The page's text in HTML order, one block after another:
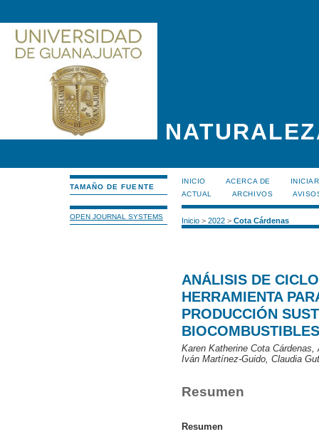
TAMAÑO DE FUENTE
OPEN JOURNAL SYSTEMS
INICIO ACERCA DE
ACTUAL
ARCHIVOS
Inicio> 2022> Cota Cárdenas
ANÁLISIS DE
HERRAMIENTA
PRODUCCIÓN
Karen Katherine Cota
Iván Martínez-Guido, Claudia
Resumen
Resumen